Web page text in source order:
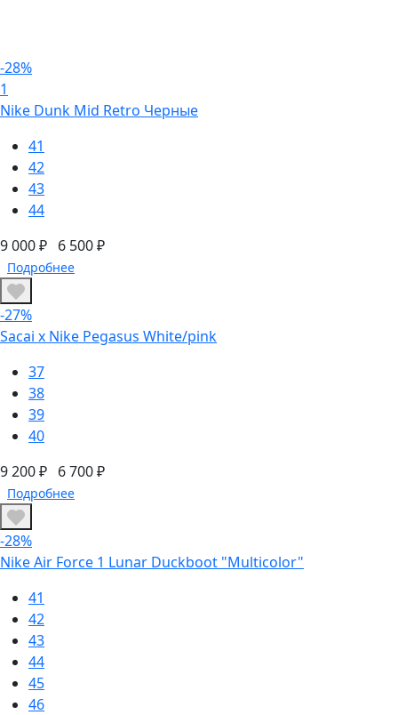
-28%
1
Nike Dunk Mid Retro Черные
41
42
43
44
9 000 ₽ 6 500 ₽
Подробнее
-27%
Sacai x Nike Pegasus White/pink
37
38
39
40
9 200 ₽ 6 700 ₽
Подробнее
-28%
Nike Air Force 1 Lunar Duckboot "Multicolor"
41
42
43
44
45
46